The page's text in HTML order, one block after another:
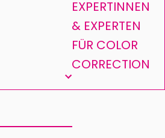
EXPERTINNEN
& EXPERTEN
FÜR COLOR
CORRECTION